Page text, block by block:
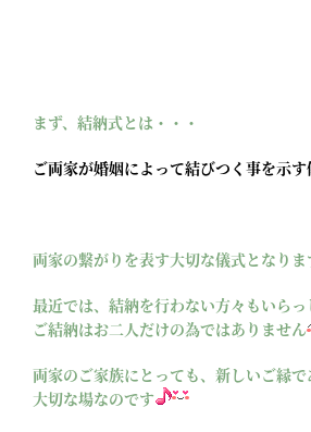
まず、結納式とは・・・
ご両家が婚姻によって結びつく事を示
両家の繋がりを表す大切な儀式となり
最近では、結納を行わない方々もいらっ
ご結納はお二人だけの為ではありません
両家のご家族にとっても、新しいご縁
大切な場なのです